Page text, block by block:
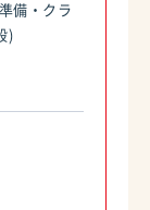
備・クラ
)